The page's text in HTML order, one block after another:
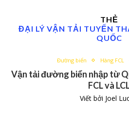
THẺ
ĐẠI LÝ VẬN TẢI TUYẾN
QUỐC
Đường biển Hàng FCL
Vận tải đường biển nhập từ
FCL và
Viết bởi Joel